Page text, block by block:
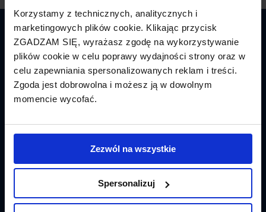
Korzystamy z technicznych, analitycznych i
marketingowych plików cookie. Klikając przycisk
ZGADZAM SIĘ, wyrażasz zgodę na wykorzystywanie
plików cookie w celu poprawy wydajności strony oraz w
celu zapewniania spersonalizowanych reklam i treści.
Zgoda jest dobrowolna i możesz ją w dowolnym
momencie wycofać.
Zezwól na wszystkie
Spersonalizuj
Latamy.pl
Bilety lotnicze
Promocje
Tanie Loty